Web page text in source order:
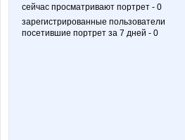
сейчас просматривают портрет - 0
зарегистрированные пользователи
посетившие портрет за 7 дней - 0